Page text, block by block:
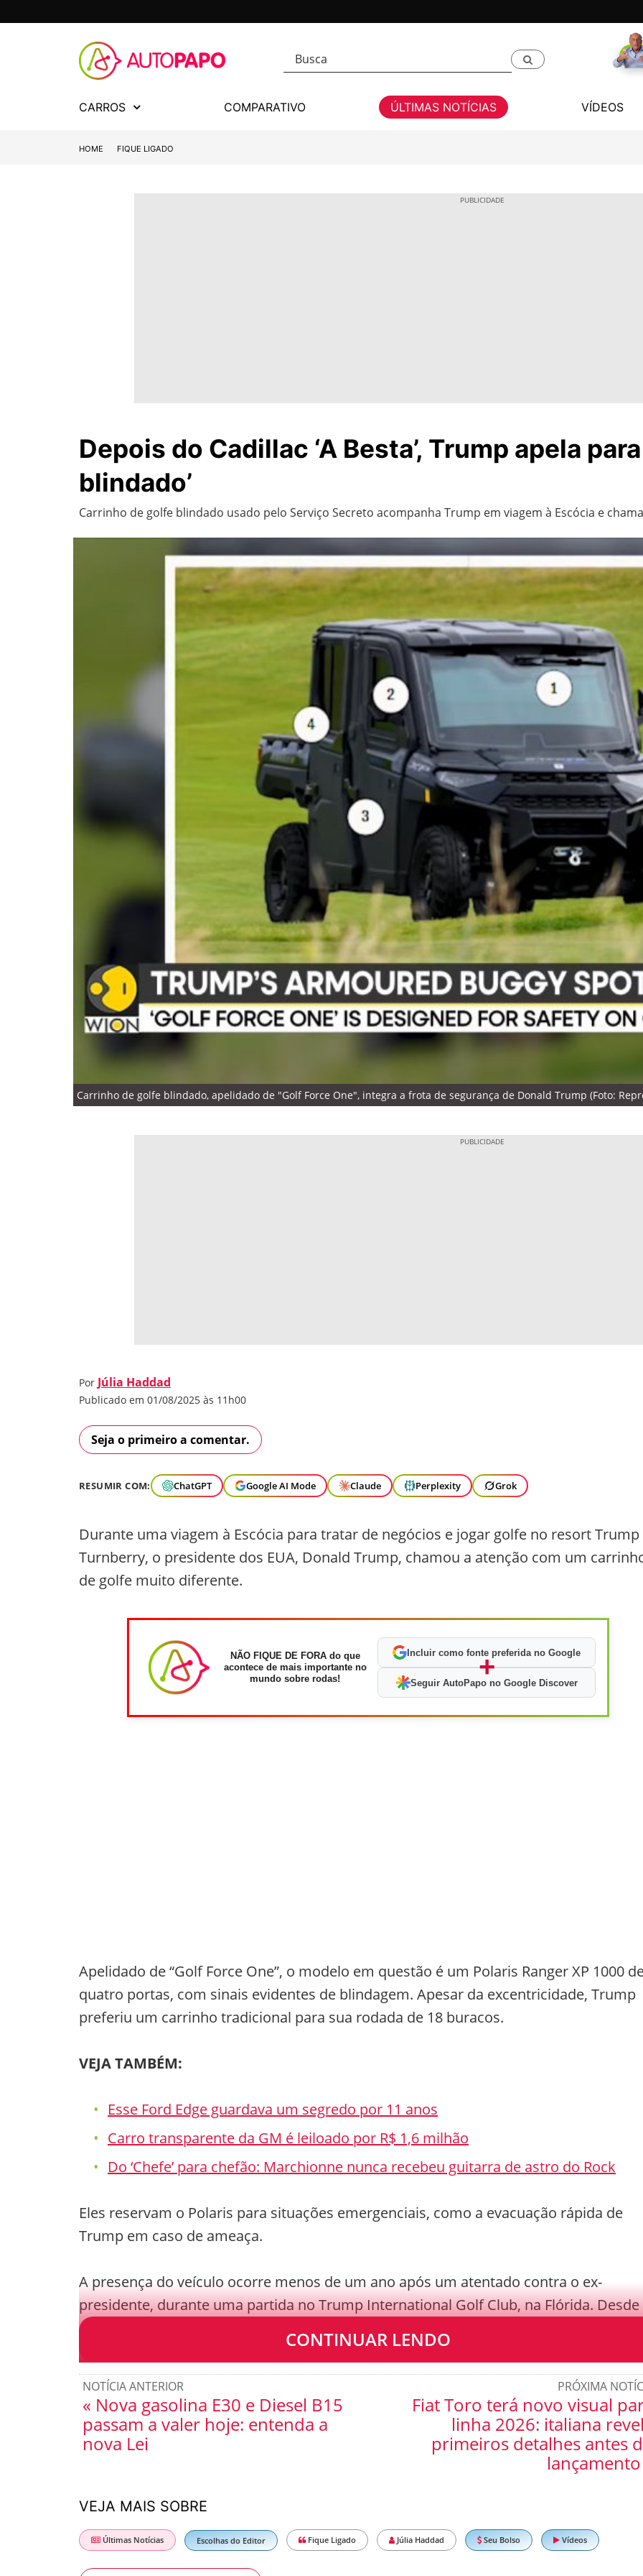
CARROS COMPARATIVO ÚLTIMAS NOTÍCIAS VÍDEOS
HOME FIQUE LIGADO
Depois do Cadillac ‘A Besta’, Trump apela
blindado’
Carrinho de golfe blindado usado pelo Serviço Secreto acompanha Trump em viagem à Escócia e
Carrinho de golfe blindado, apelidado de "Golf Force One", integra a frota de segurança de Donald Trump (Foto:
Por Júlia Haddad
Publicado em 01/08/2025 às 11h00
Seja o primeiro a comentar.
RESUMIR COM: ChatGPT Google AI Mode Claude Perplexity Grok
Durante uma viagem à Escócia para tratar de negócios e jogar golfe no resort Trump
Turnberry, o presidente dos EUA, Donald Trump, chamou a atenção com um
de golfe muito diferente.
NÃO FIQUE DE FORA do que
acontece de mais importante no
mundo sobre rodas!
Incluir como fonte preferida no Google
+
Seguir AutoPapo no Google Discover
Apelidado de “Golf Force One”, o modelo em questão é um Polaris Ranger XP 1000
quatro portas, com sinais evidentes de blindagem. Apesar da excentricidade, Trump
preferiu um carrinho tradicional para sua rodada de 18 buracos.
VEJA TAMBÉM:
Esse Ford Edge guardava um segredo por 11 anos
Carro transparente da GM é leiloado por R$ 1,6 milhão
Do ‘Chefe’ para chefão: Marchionne nunca recebeu guitarra de astro do Rock
Eles reservam o Polaris para situações emergenciais, como a evacuação rápida de
Trump em caso de ameaça.
A presença do veículo ocorre menos de um ano após um atentado contra o ex-
presidente, durante uma partida no Trump International Golf Club, na Flórida. Desde
atentado, o Serviço Secreto intensificou as medidas de segurança.
CONTINUAR LENDO
PRÓXIMA
Fiat Toro terá novo visual
linha 2026: italiana
primeiros detalhes antes
NOTÍCIA ANTERIOR
« Nova gasolina E30 e Diesel B15
passam a valer hoje: entenda a
nova Lei
VEJA MAIS SOBRE
Últimas Notícias Escolhas do Editor Fique Ligado Júlia Haddad Seu Bolso Vídeos